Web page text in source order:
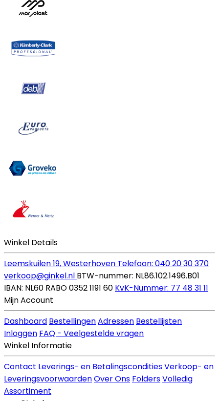
Winkel Details
Leemskuilen 19, Westerhoven Telefoon: 040 20 30 370
verkoop@ginkel.nl BTW-nummer: NL86.102.1496.B01
IBAN: NL60 RABO 0352 1191 60 KvK-Nummer: 77 48 31 11
Mijn Account
Dashboard BestellingenAdressen Bestellijsten
Inloggen FAQ - Veelgestelde vragen
Winkel Informatie
Contact Leverings- en BetalingsconditiesVerkoop- en
LeveringsvoorwaardenOver Ons FoldersVolledig
Assortiment